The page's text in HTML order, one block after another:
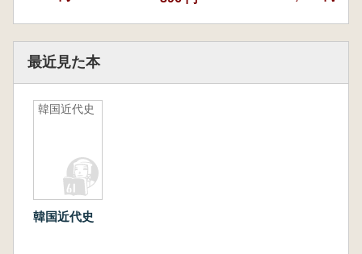
最近見た本
韓国近代史
韓国近代史